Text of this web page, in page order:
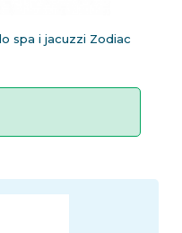
spa i jacuzzi Zodiac